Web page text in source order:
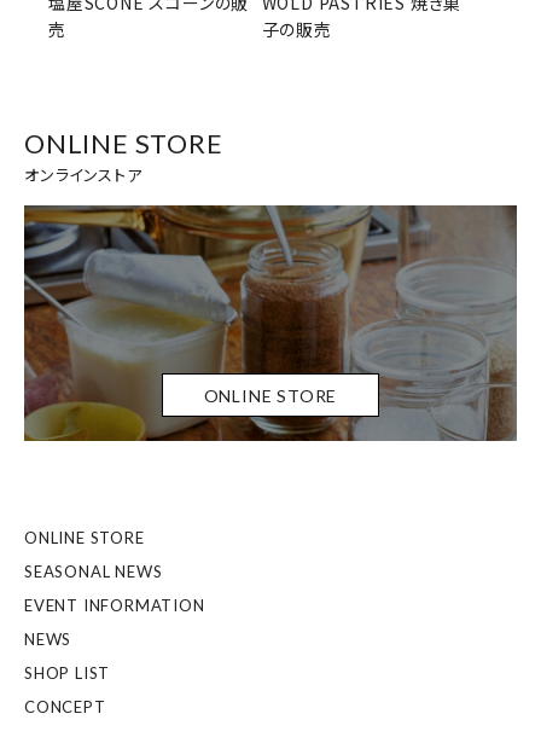
売
子の販売
ONLINE STORE
オンラインストア
ONLINE STORE
ONLINE STORE
SEASONAL NEWS
EVENT INFORMATION
NEWS
SHOP LIST
CONCEPT